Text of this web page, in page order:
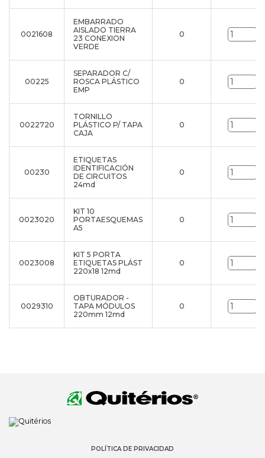
0021608
EMBARRADO
AISLADO TIERRA
23 CONEXION
VERDE
0
00225
SEPARADOR C/
ROSCA PLÁSTICO
EMP
0
0022720
TORNILLO
PLÁSTICO P/ TAPA
CAJA
0
00230
ETIQUETAS
IDENTIFICACIÓN
DE CIRCUITOS
24md
0
0023020
KIT 10
PORTAESQUEMAS
A5
0
0023008
KIT 5 PORTA
ETIQUETAS PLÁST
220x18 12md
0
0029310
OBTURADOR -
TAPA MÓDULOS
220mm 12md
0
POLÍTICA DE PRIVACIDAD